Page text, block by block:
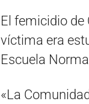
El femicidio de
víctima era
Escuela
«La